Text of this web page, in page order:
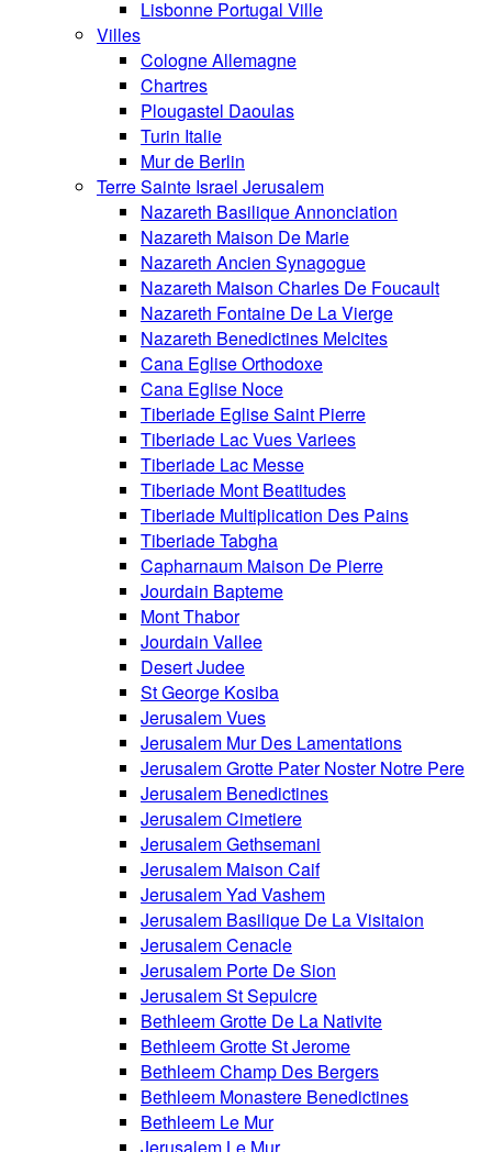
Lisbonne Portugal Ville
Villes
Cologne Allemagne
Chartres
Plougastel Daoulas
Turin Italie
Mur de Berlin
Terre Sainte Israel Jerusalem
Nazareth Basilique Annonciation
Nazareth Maison De Marie
Nazareth Ancien Synagogue
Nazareth Maison Charles De Foucault
Nazareth Fontaine De La Vierge
Nazareth Benedictines Melcites
Cana Eglise Orthodoxe
Cana Eglise Noce
Tiberiade Eglise Saint Pierre
Tiberiade Lac Vues Variees
Tiberiade Lac Messe
Tiberiade Mont Beatitudes
Tiberiade Multiplication Des Pains
Tiberiade Tabgha
Capharnaum Maison De Pierre
Jourdain Bapteme
Mont Thabor
Jourdain Vallee
Desert Judee
St George Kosiba
Jerusalem Vues
Jerusalem Mur Des Lamentations
Jerusalem Grotte Pater Noster Notre Pere
Jerusalem Benedictines
Jerusalem Cimetiere
Jerusalem Gethsemani
Jerusalem Maison Caif
Jerusalem Yad Vashem
Jerusalem Basilique De La Visitaion
Jerusalem Cenacle
Jerusalem Porte De Sion
Jerusalem St Sepulcre
Bethleem Grotte De La Nativite
Bethleem Grotte St Jerome
Bethleem Champ Des Bergers
Bethleem Monastere Benedictines
Bethleem Le Mur